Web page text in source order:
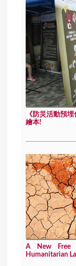
《防災活動預
繪本!
A New Free
Humanitarian